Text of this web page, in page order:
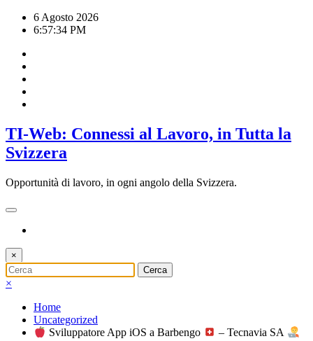
6 Agosto 2026
6:57:35 PM
TI-Web: Connessi al Lavoro, in Tutta la
Svizzera
Opportunità di lavoro, in ogni angolo della Svizzera.
×
×
Home
Uncategorized
Sviluppatore App iOS a Barbengo
– Tecnavia SA